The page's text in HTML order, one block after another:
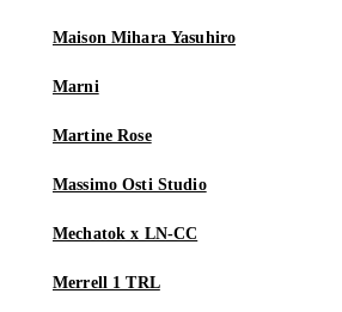
Maison Mihara Yasuhiro
Marni
Martine Rose
Massimo Osti Studio
Mechatok x LN-CC
Merrell 1 TRL